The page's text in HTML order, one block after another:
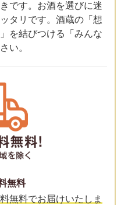
です。お酒を選びに迷
タリです。酒蔵の「想
を結びつける「みんな
い。
無料
無料でお届けいたしま